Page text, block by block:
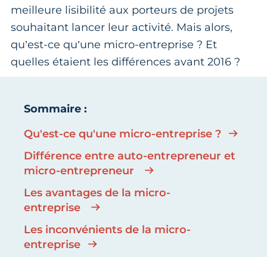
meilleure lisibilité aux porteurs de projets
souhaitant lancer leur activité. Mais alors,
qu’est-ce qu’une micro-entreprise ? Et
quelles étaient les différences avant 2016 ?
Sommaire :
Qu'est-ce qu'une micro-entreprise ?
Différence entre auto-entrepreneur et
micro-entrepreneur
Les avantages de la micro-
entreprise
Les inconvénients de la micro-
entreprise